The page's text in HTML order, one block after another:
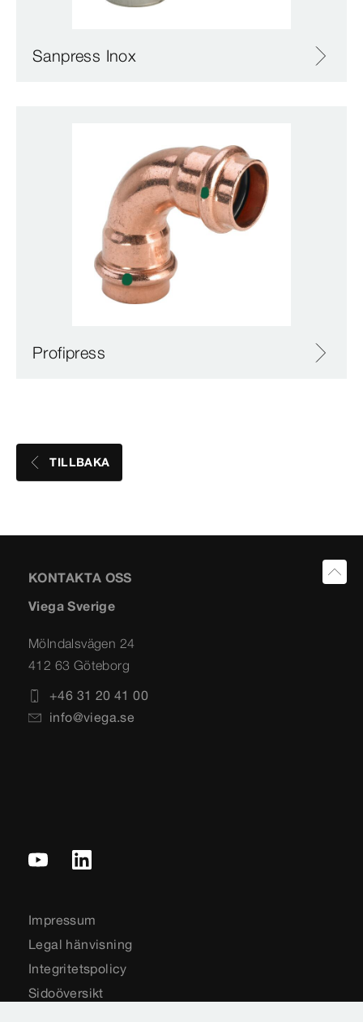
Sanpress Inox
Profipress
TILLBAKA
KONTAKTA OSS
Viega Sverige
Mölndalsvägen 24
412 63 Göteborg
+46 31 20 41 00
info@viega.se
Impressum
Legal hänvisning
Integritetspolicy
Sidoöversikt